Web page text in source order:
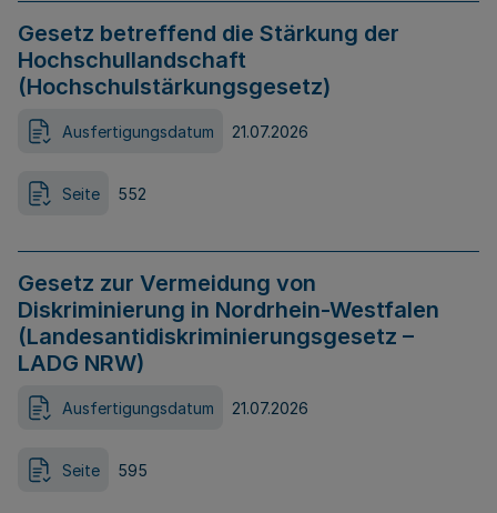
Gesetz betreffend die Stärkung der
Hochschullandschaft
(Hochschulstärkungsgesetz)
Ausfertigungsdatum 21.07.2026
Seite 552
Gesetz zur Vermeidung von
Diskriminierung in Nordrhein-Westfalen
(Landesantidiskriminierungsgesetz –
LADG NRW)
Ausfertigungsdatum 21.07.2026
Seite 595